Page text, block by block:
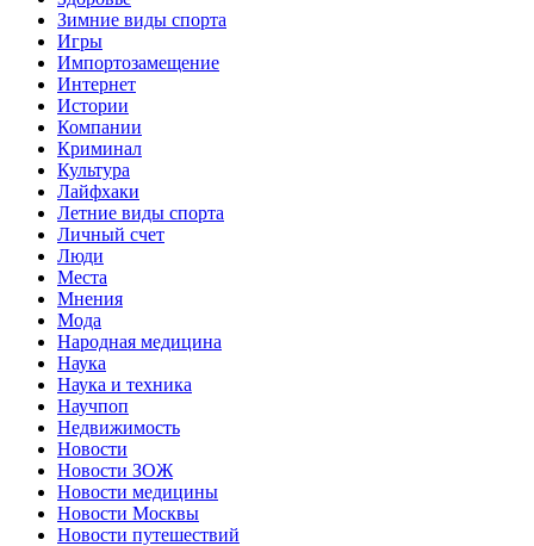
Зимние виды спорта
Игры
Импортозамещение
Интернет
Истории
Компании
Криминал
Культура
Лайфхаки
Летние виды спорта
Личный счет
Люди
Места
Мнения
Мода
Народная медицина
Наука
Наука и техника
Научпоп
Недвижимость
Новости
Новости ЗОЖ
Новости медицины
Новости Москвы
Новости путешествий